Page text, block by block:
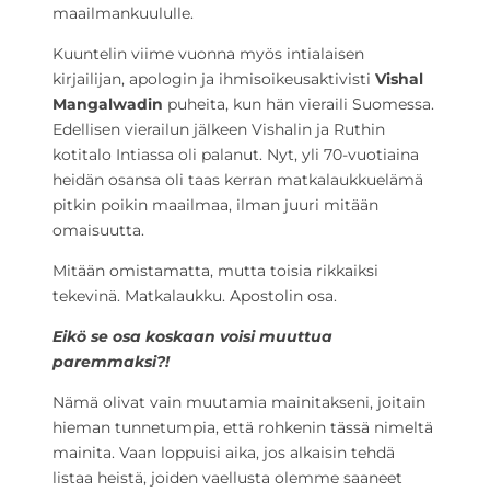
maailmankuululle.
Kuuntelin viime vuonna myös intialaisen
kirjailijan, apologin ja ihmisoikeusaktivisti Vishal
Mangalwadin puheita, kun hän vieraili Suomessa.
Edellisen vierailun jälkeen Vishalin ja Ruthin
kotitalo Intiassa oli palanut. Nyt, yli 70-vuotiaina
heidän osansa oli taas kerran matkalaukkuelämä
pitkin poikin maailmaa, ilman juuri mitään
omaisuutta.
Mitään omistamatta, mutta toisia rikkaiksi
tekevinä. Matkalaukku. Apostolin osa.
Eikö se osa koskaan voisi muuttua
paremmaksi?!
Nämä olivat vain muutamia mainitakseni, joitain
hieman tunnetumpia, että rohkenin tässä nimeltä
mainita. Vaan loppuisi aika, jos alkaisin tehdä
listaa heistä, joiden vaellusta olemme saaneet